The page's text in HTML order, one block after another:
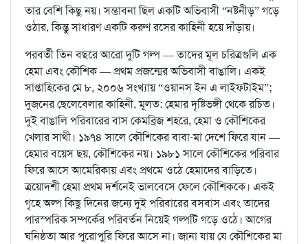
তার বেশি কিছু নয়। সম্ভাবনা ছিল একটি অভিবাসী “নষ্টনীড়” গড়ে
ওঠার, কিন্তু সাধারণ একটি করুণ রসের কাহিনী হয়ে দাঁড়ায়।
পরবর্তী তিন বছরে আরো দুটি গল্প — তাদের মূল চরিত্রগুলি এক
হেমা এবং কৌশিক — প্রথম প্রজন্মের অভিবাসী বাঙালি। একই
সাপ্তাহিকের মে ৮, ২০০৬ সংখ্যায় “ওয়ান্‌স্‌ ইন এ লাইফটাইম”;
দুজনের ছেলেবেলার কাহিনী, মূলত: হেমার দৃষ্টিভঙ্গী থেকে রচিত।
দুই বাঙালি পরিবারের বাস কেমব্রিজ শহরে, হেমা ও কৌশিকের
খেলার সাথী। ১৯৭৪ সালে কৌশিকের বাবা-মা দেশে ফিরে যান —
হেমার বয়েস ছয়, কৌশিকের নয়। ১৯৮১ সালে কৌশিকের পরিবার
ফিরে আসে আমেরিকায় এবং প্রথমে ওঠে হেমাদের বাড়িতে।
ত্রয়োদশী হেমা প্রথম দর্শনেই ভালবেসে ফেলে কৌশিককে। একই
গৃহে অল্প কিছু দিনের জন্যে দুই পরিবারের বসবাস এবং তাদের
পারস্পরিক সম্পর্কের পরিবর্তন নিয়েই গল্পটি গড়ে ওঠে। আগের
ঘনিষ্ঠতা আর পুরোপুরি ফিরে আসে না। জানা যায় যে কৌশিকের মা